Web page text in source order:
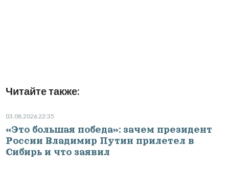
Читайте также:
03.08.2026 22:35
«Это большая победа»: зачем президент
России Владимир Путин прилетел в
Сибирь и что заявил